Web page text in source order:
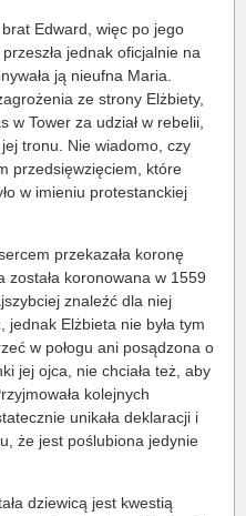
Edward, więc po jego
jednak oficjalnie na
ją nieufna Maria.
ze strony Elżbiety,
w Tower za udział w rebelii,
tronu. Nie wiadomo, czy
przedsięwzięciem, które
w imieniu protestanckiej
przekazała koronę
została koronowana w 1559
znaleźć dla niej
jednak Elżbieta nie była tym
w połogu ani posądzona o
jej ojca, nie chciała też, aby
kolejnych
unikała deklaracji i
że jest poślubiona jedynie
dziewicą jest kwestią